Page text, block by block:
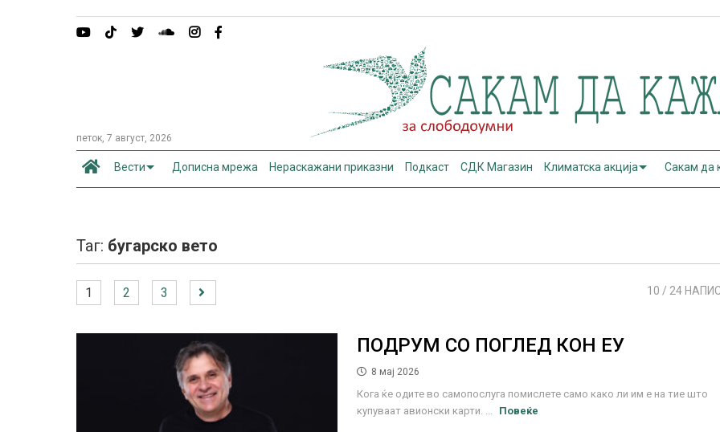
петок, 7 август, 2026
Вести Дописна мрежа Нераскажани приказни Подкаст СДК Магазин Климатска акција Сакам да
Таг: бугарско вето
1 2 3 10 / 24
ПОДРУМ СО ПОГЛЕД КОН ЕУ
8 мај 2026
Кога ќе одите во самопослуга помислете само како ли им е на тие што
купуваат авионски карти. ...
Повеќе